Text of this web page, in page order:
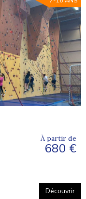
À partir de
680 €
Découvrir